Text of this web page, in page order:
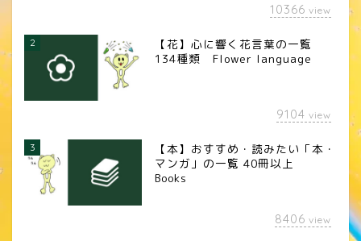
10366 view
2
【花】心に響く花言葉の一覧
134種類 Flower language
9104 view
3
【本】おすすめ・読みたい「本・
マンガ」の一覧 40冊以上
Books
8406 view